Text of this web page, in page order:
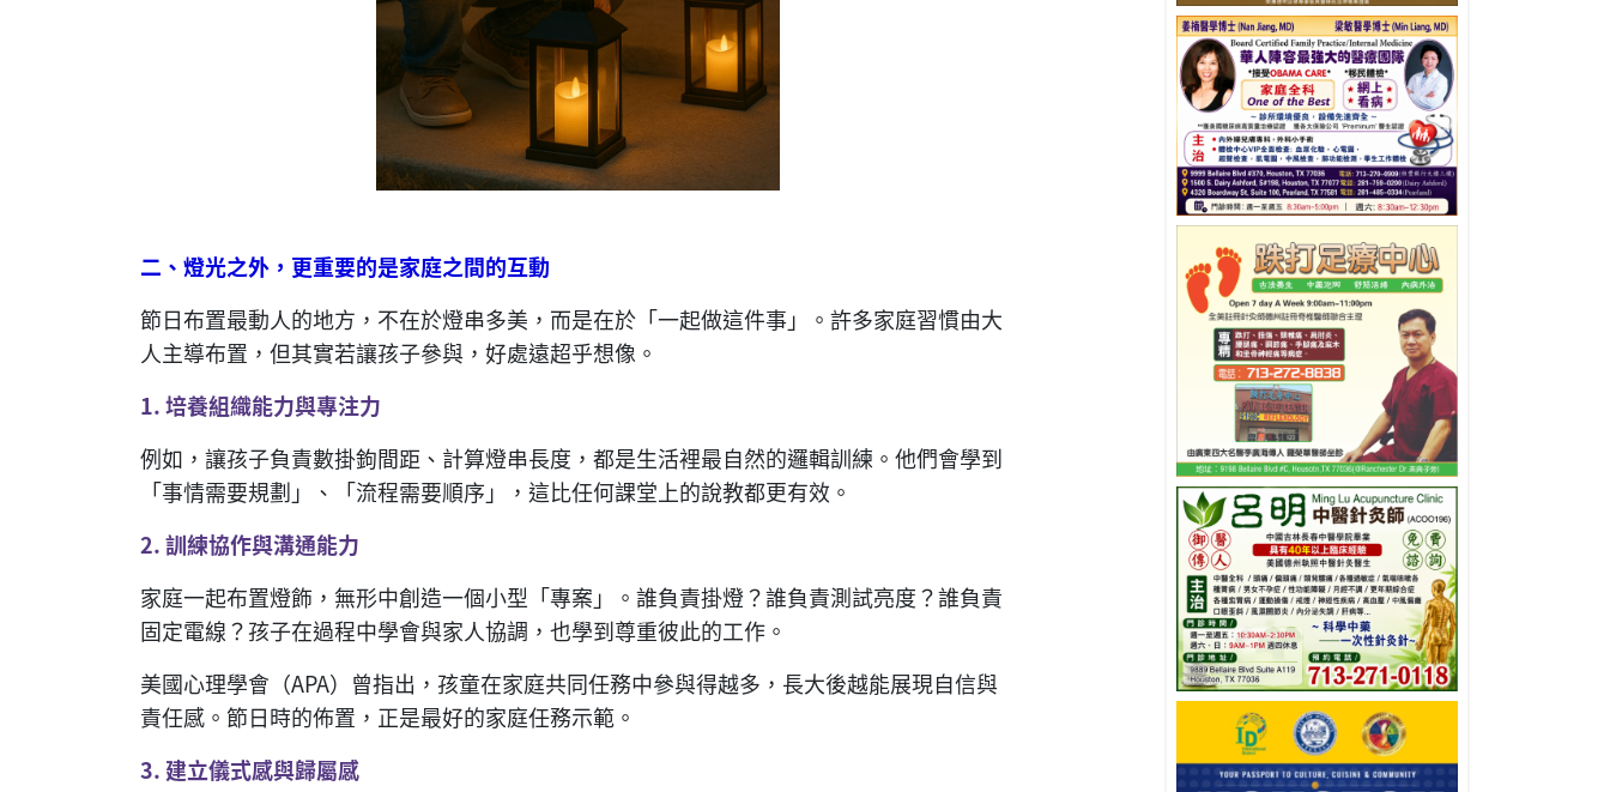
二、燈光之外，更重要的是家庭之間的互動
節日布置最動人的地方，不在於燈串多美，而是在於「一起做這件事」。許多家庭習慣由大
人主導布置，但其實若讓孩子參與，好處遠超乎想像。
1.培養組織能力與專注力
例如，讓孩子負責數掛鉤間距、計算燈串長度，都是生活裡最自然的邏輯訓練。他們會學到
「事情需要規劃」、「流程需要順序」，這比任何課堂上的說教都更有效。
2.訓練協作與溝通能力
家庭一起布置燈飾，無形中創造一個小型「專案」。誰負責掛燈？誰負責測試亮度？誰負責
固定電線？孩子在過程中學會與家人協調，也學到尊重彼此的工作。
美國心理學會（APA）曾指出，孩童在家庭共同任務中參與得越多，長大後越能展現自信與
責任感。節日時的佈置，正是最好的家庭任務示範。
3. 建立儀式感與歸屬感